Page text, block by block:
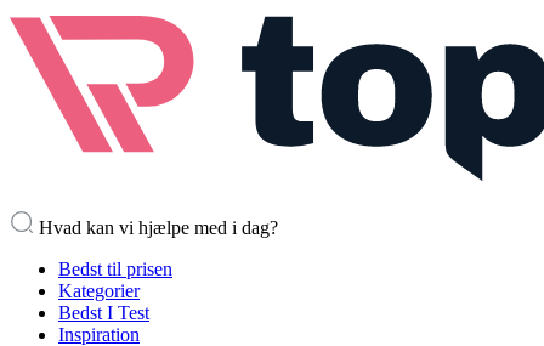
Hvad kan vi hjælpe med i dag?
Bedst til prisen
Kategorier
Bedst I Test
Inspiration